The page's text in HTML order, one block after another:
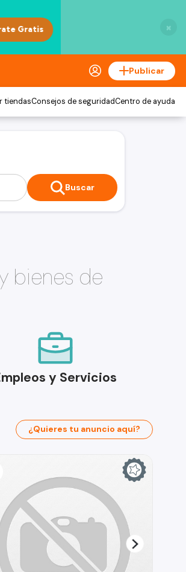
×
Publicar
tiendasConsejos de seguridadCentro de ayuda
Buscar
bienes de
y Servicios
¿Quieres tu anuncio aquí?